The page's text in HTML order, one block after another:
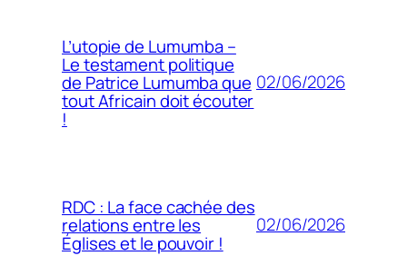
L’utopie de Lumumba –
Le testament politique
de Patrice Lumumba que
tout Africain doit écouter
!
02/06/2026
RDC : La face cachée des
relations entre les
Églises et le pouvoir !
02/06/2026